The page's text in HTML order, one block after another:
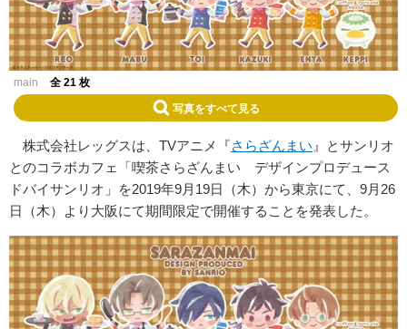
main 全 21 枚
写真をすべて見る
株式会社レッグスは、TVアニメ『さらざんまい』とサンリオ
とのコラボカフェ「喫茶さらざんまい デザインプロデュース
ドバイサンリオ」を2019年9月19日（木）から東京にて、9月26
日（木）より大阪にて期間限定で開催することを発表した。